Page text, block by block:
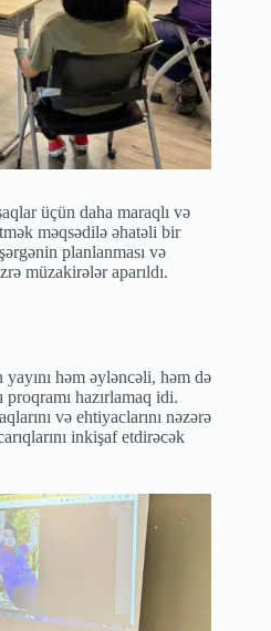
üçün daha maraqlı və
məqsədilə əhatəli bir
planlanması və
müzakirələr aparıldı.
yayını həm əyləncəli, həm də
hazırlamaq idi.
və ehtiyaclarını nəzərə
inkişaf etdirəcək